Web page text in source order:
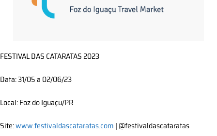
FESTIVAL DAS CATARATAS 2023
Data: 31/05 a 02/06/23
Local: Foz do Iguaçu/PR
Site:www.festivaldascataratas.com | @festivaldascataratas